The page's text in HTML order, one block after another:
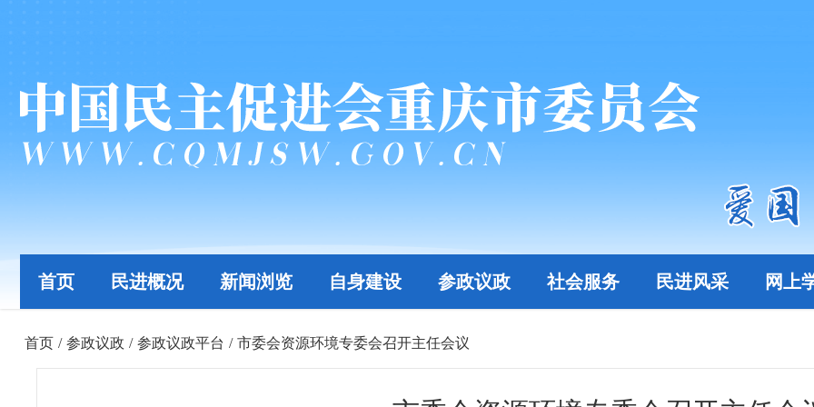
首页 民进概况 新闻浏览 自身建设 参政议政 社会服务 民进风采 网上
首页 / 参政议政 / 参政议政平台 / 市委会资源环境专委会召开主任会议